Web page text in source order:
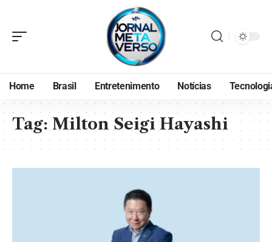
Home Brasil Entretenimento Notícias
Tag:Milton Seigi Hayashi